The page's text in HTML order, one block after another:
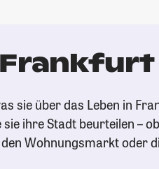
sie über das Leben in
ihre Stadt beurteilen –
Wohnungsmarkt oder